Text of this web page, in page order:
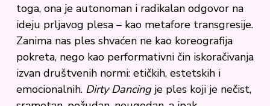
toga, ona je autonoman i radikalan odgovor na
ideju prljavog plesa – kao metafore transgresije.
Zanima nas ples shvaćen ne kao koreografija
pokreta, nego kao performativni čin iskoračivanja
izvan društvenih normi: etičkih, estetskih i
emocionalnih. Dirty Dancingje ples koji je nečist,